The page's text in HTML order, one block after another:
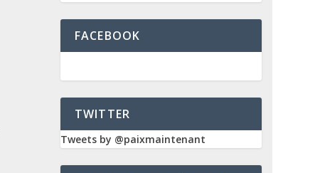
FACEBOOK
TWITTER
Tweets by @paixmaintenant